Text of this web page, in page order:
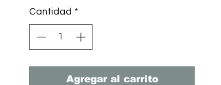
Cantidad *
Agregar al carrito